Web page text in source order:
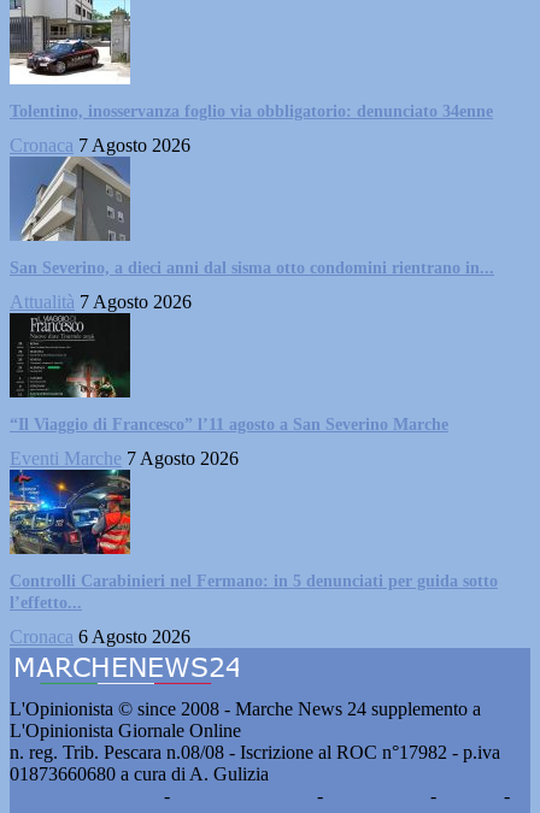
Tolentino, inosservanza foglio via obbligatorio: denunciato 34enne
Cronaca 7 Agosto 2026
San Severino, a dieci anni dal sisma otto condomini rientrano in...
Attualità 7 Agosto 2026
“Il Viaggio di Francesco” l’11 agosto a San Severino Marche
Eventi Marche 7 Agosto 2026
Controlli Carabinieri nel Fermano: in 5 denunciati per guida sotto
l’effetto...
Cronaca 6 Agosto 2026
L'Opinionista © since 2008 - Marche News 24 supplemento a
L'Opinionista Giornale Online
n. reg. Trib. Pescara n.08/08 - Iscrizione al ROC n°17982 - p.iva
01873660680 a cura di A. Gulizia
- - -
-